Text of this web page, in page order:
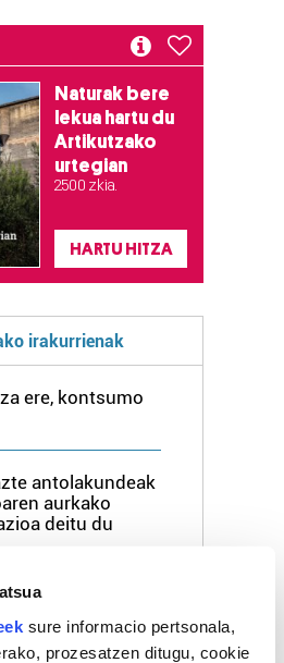
sure informacio pertsonala,
prozesatzen ditugu, cookie
Naturak bere
lekua hartu du
Artikutzako
urtegian
2.500 zkia.
HARTU HITZA
irakurrienak
ere, kontsumo
antolakundeak
aurkako
deitu du
bat atxilotu dute
delitua egotzita